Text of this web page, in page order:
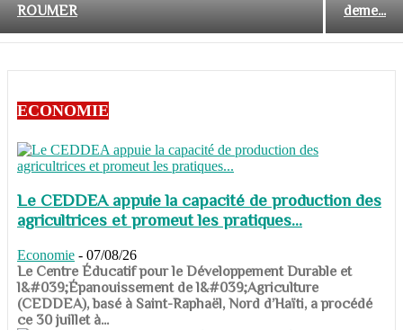
ROUMER
deme...
ECONOMIE
Le CEDDEA appuie la capacité de production des
agricultrices et promeut les pratiques...
Economie - 07/08/26
​​​​​​​Le Centre Éducatif pour le Développement Durable et
l&#039;Épanouissement de l&#039;Agriculture
(CEDDEA), basé à Saint-Raphaël, Nord d’Haïti, a procédé
ce 30 juillet à...